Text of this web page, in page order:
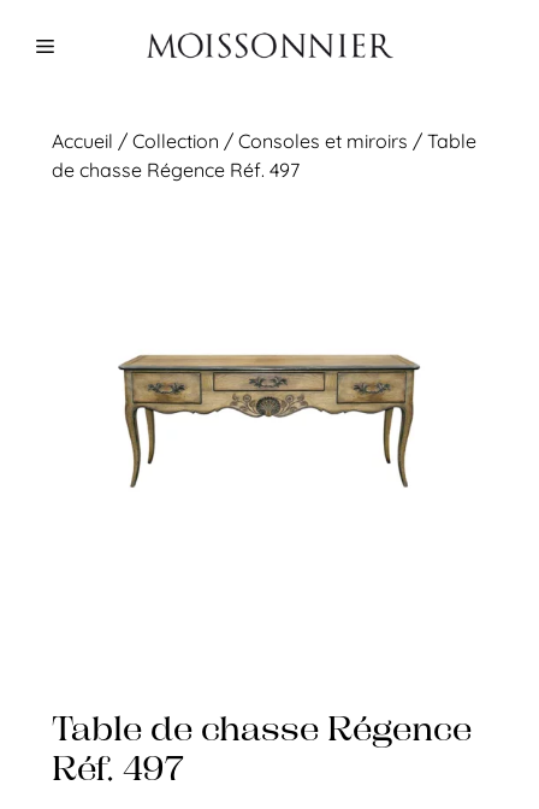
Menu
Accueil /Collection /Consoles et miroirs / Table
de chasse Régence Réf. 497
Table de chasse Régence
Réf. 497